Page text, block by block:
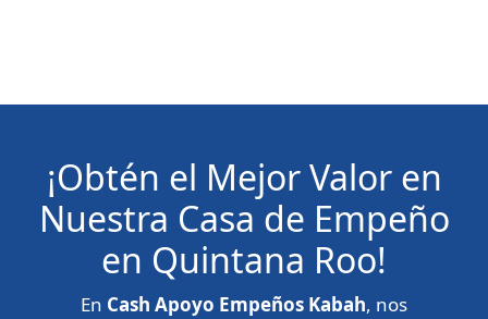
¡Obtén el Mejor Valor en
Nuestra Casa de Empeño
en Quintana Roo!
En Cash Apoyo Empeños Kabah, nos